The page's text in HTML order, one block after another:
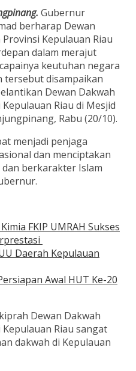
Gubernur
berharap Dewan
Kepulauan Riau
dalam merajut
keutuhan negara
tersebut disampaikan
Dewan Dakwah
Riau di Mesjid
Rabu (20/10).
menjadi penjaga
dan menciptakan
berkarakter Islam
FKIP UMRAH Sukses
Daerah Kepulauan
Awal HUT Ke-20
Dewan Dakwah
Riau sangat
dakwah di Kepulauan